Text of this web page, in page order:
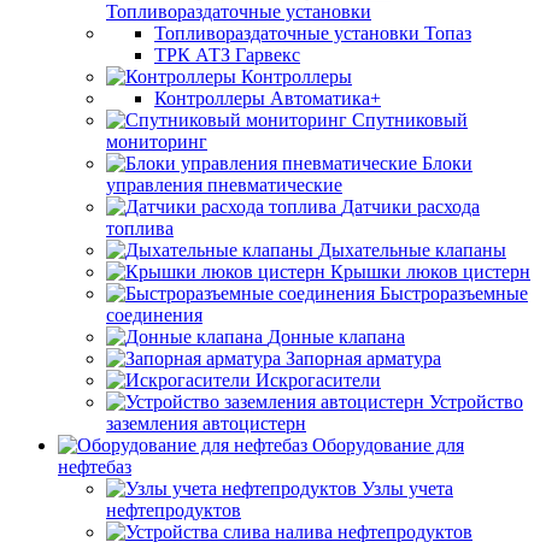
Топливораздаточные установки
Топливораздаточные установки Топаз
ТРК АТЗ Гарвекс
Контроллеры
Контроллеры Автоматика+
Спутниковый
мониторинг
Блоки
управления пневматические
Датчики расхода
топлива
Дыхательные клапаны
Крышки люков цистерн
Быстроразъемные
соединения
Донные клапана
Запорная арматура
Искрогасители
Устройство
заземления автоцистерн
Оборудование для
нефтебаз
Узлы учета
нефтепродуктов